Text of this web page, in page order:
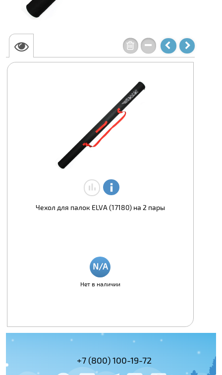
Чехол для палок ELVA (17180) на 2 пары
Нет в наличии
+7 (495)
+7 (800) 100-19-72